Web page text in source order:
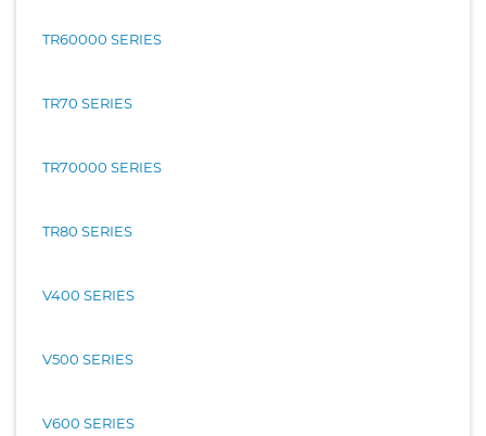
TR60000 SERIES
TR70 SERIES
TR70000 SERIES
TR80 SERIES
V400 SERIES
V500 SERIES
V600 SERIES